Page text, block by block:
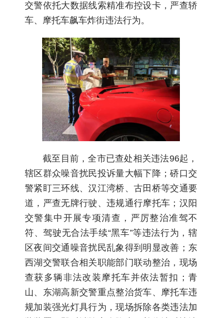
交警依托大数据线索精准布控设卡，严查轿
车、摩托车飙车炸街违法行为。
截至目前，全市已查处相关违法96起，
辖区群众噪音扰民投诉量大幅下降；硚口交
警紧盯三环线、汉江湾桥、古田桥等交通要
道，严查无牌行驶、违规通行摩托车；汉阳
交警集中开展专项清查，严厉整治准驾不
符、驾驶无合法手续“黑车”等违法行为，辖
区夜间交通噪音扰民乱象得到明显改善；东
西湖交警联合相关职能部门联动整治，现场
查获多辆非法改装摩托车并依法暂扣；青
山、东湖高新交警重点整治货车、摩托车违
规加装强光灯具行为，现场拆除各类违法加